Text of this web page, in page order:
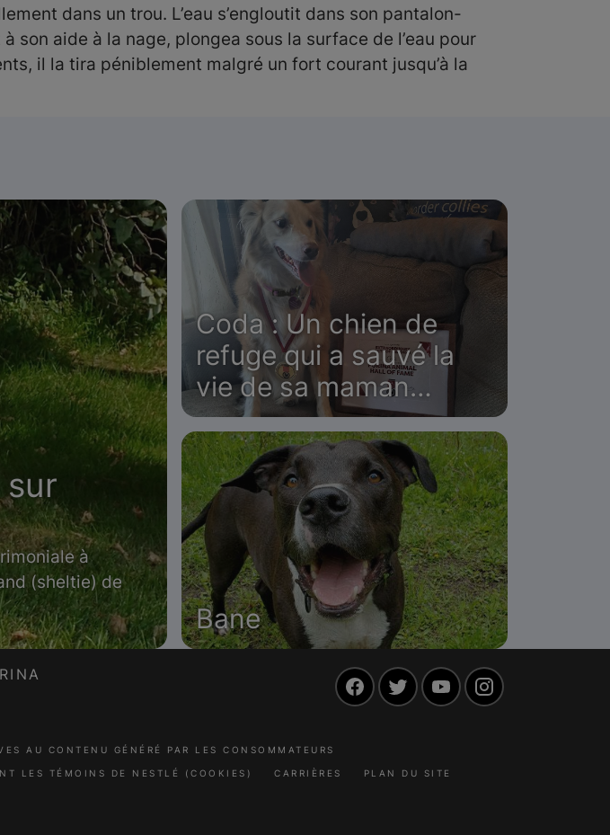
dans un trou. L’eau s’engloutit dans son pantalon-
aide à la nage, plongea sous la surface de l’eau pour
il la tira péniblement malgré un fort courant jusqu’à la
sur
à
(sheltie) de
Coda : Un chien de
refuge qui a sauvé la
vie de sa maman
humaine
Bane
FacebookTwitter YouTube
AU CONTENU GÉNÉRÉ PAR LES CONSOMMATEURS
LES TÉMOINS DE NESTLÉ (COOKIES) CARRIÈRES PLAN DU SITE